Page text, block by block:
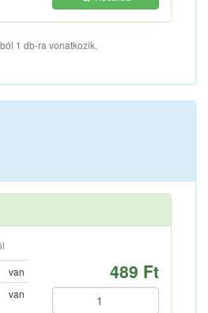
1 db-ra vonatkozik.
van
van
489 Ft